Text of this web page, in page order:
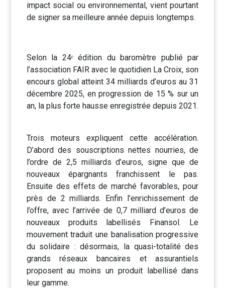
impact social ou environnemental, vient pourtant
de signer sa meilleure année depuis longtemps.
Selon la 24ᵉ édition du baromètre publié par
l’association FAIR avec le quotidien La Croix, son
encours global atteint 34 milliards d’euros au 31
décembre 2025, en progression de 15 % sur un
an, la plus forte hausse enregistrée depuis 2021.
Trois moteurs expliquent cette accélération.
D’abord des souscriptions nettes nourries, de
l’ordre de 2,5 milliards d’euros, signe que de
nouveaux épargnants franchissent le pas.
Ensuite des effets de marché favorables, pour
près de 2 milliards. Enfin l’enrichissement de
l’offre, avec l’arrivée de 0,7 milliard d’euros de
nouveaux produits labellisés Finansol. Le
mouvement traduit une banalisation progressive
du solidaire : désormais, la quasi-totalité des
grands réseaux bancaires et assurantiels
proposent au moins un produit labellisé dans
leur gamme.